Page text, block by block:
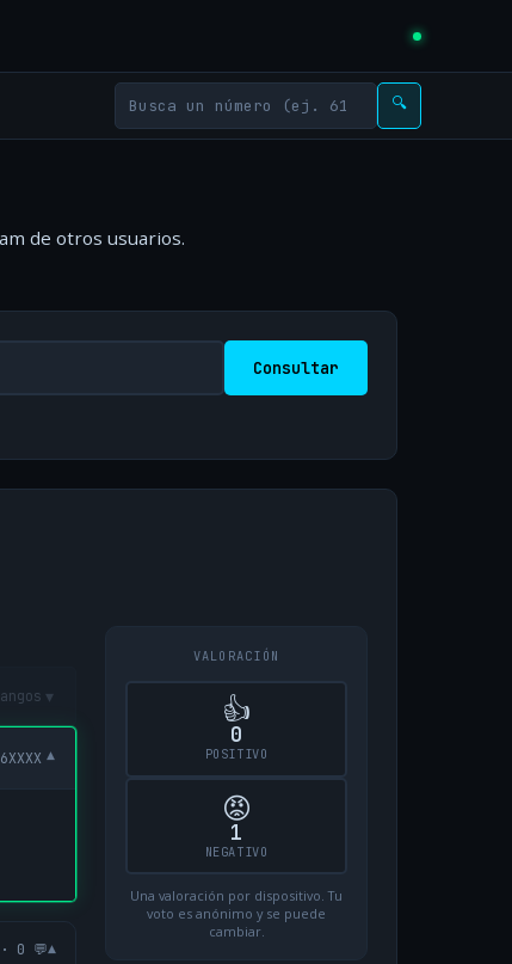
🔍
de otros usuarios.
Consultar
▾
▾
0 💬▾
VALORACIÓN
👍
0
POSITIVO
😡
1
NEGATIVO
Una valoración por dispositivo. Tu
voto es anónimo y se puede
cambiar.